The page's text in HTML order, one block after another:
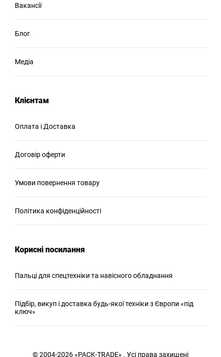
Вакансії
Блог
Медіа
Клієнтам
Оплата і Доставка
Договір оферти
Умови повернення товару
Політика конфіденційності
Корисні посилання
Пальці для спецтехніки та навісного обладнання
Підбір, викуп і доставка будь-якої техніки з Європи «під
ключ»
© 2004-2026 «PACK-TRADE» . Усі права захищені